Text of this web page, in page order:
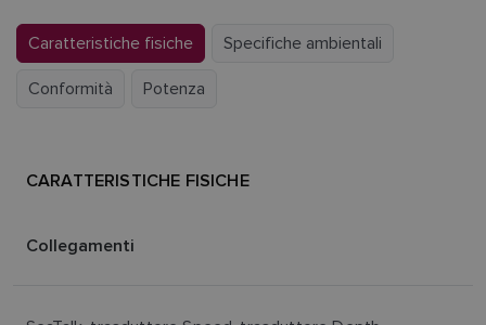
Caratteristiche fisiche Specifiche ambientali
Conformità Potenza
CARATTERISTICHE FISICHE
Collegamenti